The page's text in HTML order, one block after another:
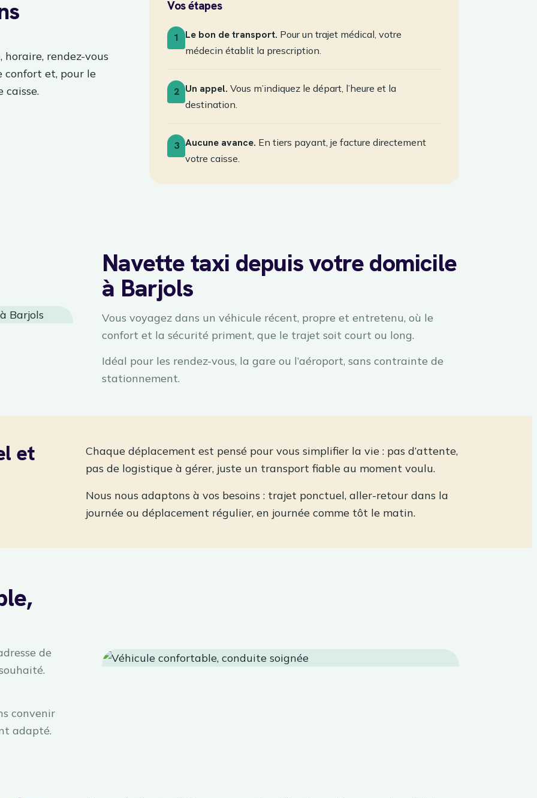
horaire, rendez-vous
confort et, pour le
Vos étapes
1 Le bon de transport. Pour un trajet médical, votre
médecin établit la prescription.
2 Un appel. Vous m’indiquez le départ, l’heure et la
destination.
3 Aucune avance. En tiers payant, je facture directement
votre caisse.
Navette taxi depuis votre domicile
à Barjols
Vous voyagez dans un véhicule récent, propre et entretenu, où le
confort et la sécurité priment, que le trajet soit court ou long.
Idéal pour les rendez-vous, la gare ou l’aéroport, sans contrainte de
stationnement.
et
Chaque déplacement est pensé pour vous simplifier la vie : pas d’attente,
pas de logistique à gérer, juste un transport fiable au moment voulu.
Nous nous adaptons à vos besoins : trajet ponctuel, aller-retour dans la
journée ou déplacement régulier, en journée comme tôt le matin.
de
convenir
adapté.